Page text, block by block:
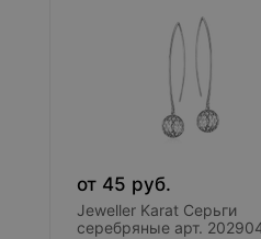
от 45 руб.
Jeweller Karat Серьги
серебряные арт.